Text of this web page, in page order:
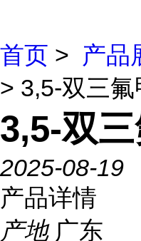
首页 > 产品
> 3,5-双三
3,5-双
2025-08-19
产品详情
产地 广东